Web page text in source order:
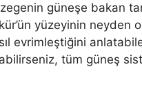
güneşe bakan
yüzeyinin neyden
evrimleştiğini
tüm güneş